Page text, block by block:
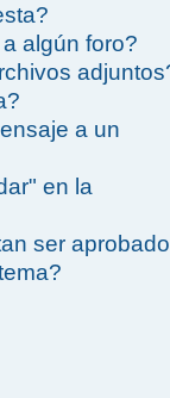
algún foro?
a un
en la
ser